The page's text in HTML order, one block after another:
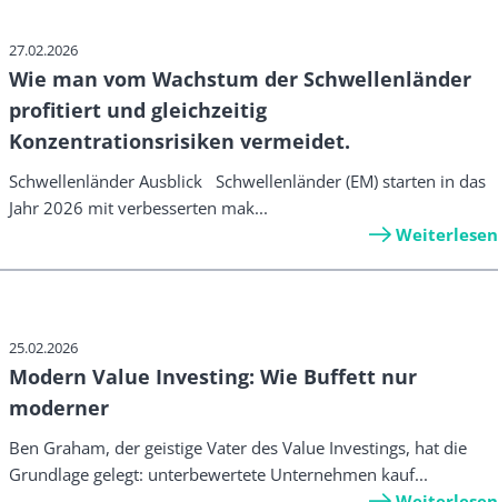
27.02.2026
Wie man vom Wachstum der Schwellenländer
profitiert und gleichzeitig
Konzentrationsrisiken vermeidet.
Schwellenländer Ausblick Schwellenländer (EM) starten in das
Jahr 2026 mit verbesserten mak...
Weiterlesen
25.02.2026
Modern Value Investing: Wie Buffett nur
moderner
Ben Graham, der geistige Vater des Value Investings, hat die
Grundlage gelegt: unterbewertete Unternehmen kauf...